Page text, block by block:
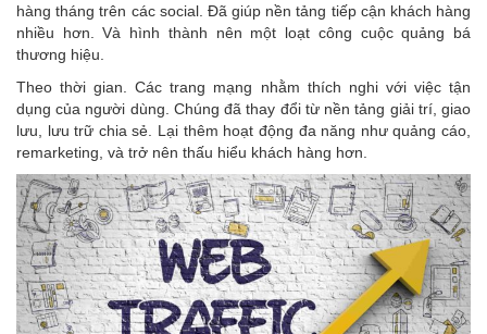
hàng tháng trên các social. Đã giúp nền tảng tiếp cận khách hàng
nhiều hơn. Và hình thành nên một loạt công cuộc quảng bá
thương hiệu.
Theo thời gian. Các trang mạng nhằm thích nghi với việc tận
dụng của người dùng. Chúng đã thay đổi từ nền tảng giải trí, giao
lưu, lưu trữ chia sẻ. Lại thêm hoạt động đa năng như quảng cáo,
remarketing, và trở nên thấu hiểu khách hàng hơn.